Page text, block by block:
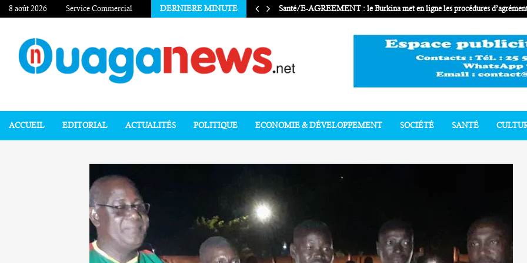
8 août 2026 Service Commercial DERNIERE MINUTE Santé/E-AGREEMENT : le Burkina met en ligne les procédures
ACCUEIL EDITORIAL ACTUALITÉS POLITIQUE ECONOMIE & DÉVELOPPEMENT SOCIÉTÉ SANTÉ